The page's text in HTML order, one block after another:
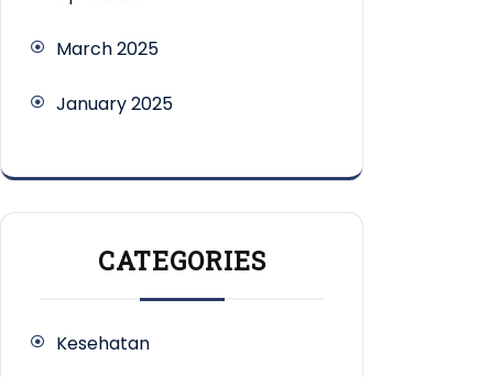
March 2025
January 2025
CATEGORIES
Kesehatan